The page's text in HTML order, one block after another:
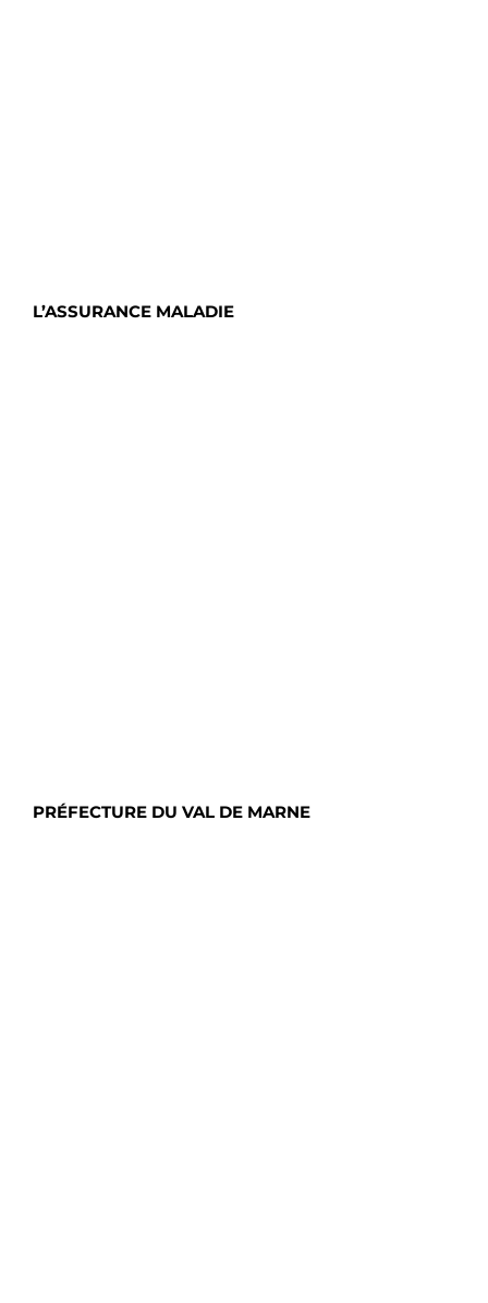
L’ASSURANCE MALADIE
PRÉFECTURE DU VAL DE MARNE